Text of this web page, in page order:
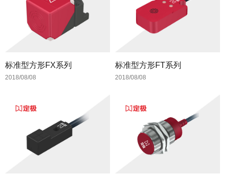
标准型方形FX系列
2018/08/08
标准型方形FT系列
2018/08/08